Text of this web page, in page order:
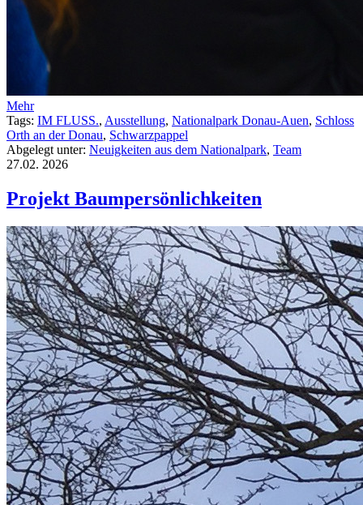
Mehr
Tags: IM FLUSS., Ausstellung, Nationalpark Donau-Auen, Schloss
Orth an der Donau, Schwarzpappel
Abgelegt unter: Neuigkeiten aus dem Nationalpark, Team
27.02. 2026
Projekt Baumpersönlichkeiten